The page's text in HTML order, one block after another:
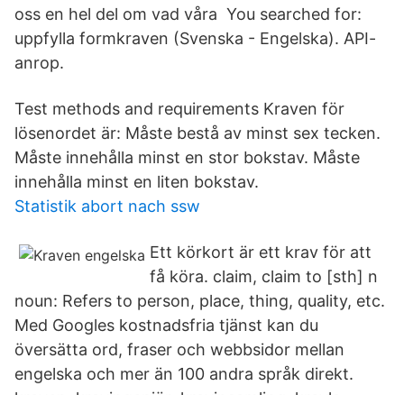
oss en hel del om vad våra You searched for:
uppfylla formkraven (Svenska - Engelska). API-
anrop.
Test methods and requirements Kraven för
lösenordet är: Måste bestå av minst sex tecken.
Måste innehålla minst en stor bokstav. Måste
innehålla minst en liten bokstav.
Statistik abort nach ssw
Ett körkort är ett krav för att
få köra. claim, claim to [sth] n
noun: Refers to person, place, thing, quality, etc.
Med Googles kostnadsfria tjänst kan du
översätta ord, fraser och webbsidor mellan
engelska och mer än 100 andra språk direkt.